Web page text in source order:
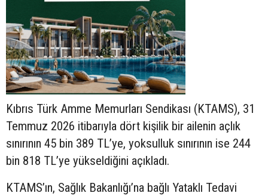
Kıbrıs Türk Amme Memurları Sendikası (KTAMS), 31
Temmuz 2026 itibarıyla dört kişilik bir ailenin açlık
sınırının 45 bin 389 TL’ye, yoksulluk sınırının ise 244
bin 818 TL’ye yükseldiğini açıkladı.
KTAMS’ın, Sağlık Bakanlığı’na bağlı Yataklı Tedavi